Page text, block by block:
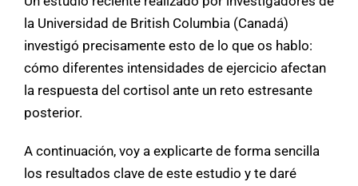
la Universidad de British Columbia (Canadá)
investigó precisamente esto de lo que os hablo:
cómo diferentes intensidades de ejercicio afectan
la respuesta del cortisol ante un reto estresante
posterior.
A continuación, voy a explicarte de forma sencilla
los resultados clave de este estudio y te daré